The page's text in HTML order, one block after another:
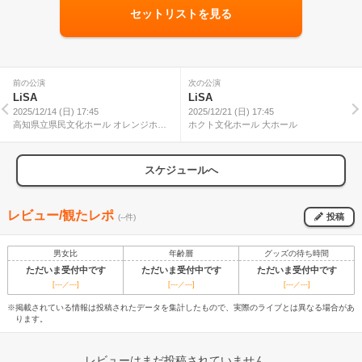
セットリストを見る
前の公演
LiSA
2025/12/14 (日) 17:45
高知県立県民文化ホール オレンジホー
次の公演
LiSA
2025/12/21 (日) 17:45
ホクト文化ホール 大ホール
スケジュールへ
レビュー/観たレポ (--件) 投稿
男女比 年齢層 グッズの待ち時間
ただいま受付中です ただいま受付中です ただいま受付中です
[---／---] [---／---] [---／---]
※掲載されている情報は投稿されたデータを集計したもので、実際のライブとは異なる場合があ
ります。